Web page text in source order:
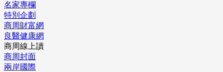
名家專欄
特別企劃
商周財富網
良醫健康網
商周線上讀
商周封面
兩岸國際